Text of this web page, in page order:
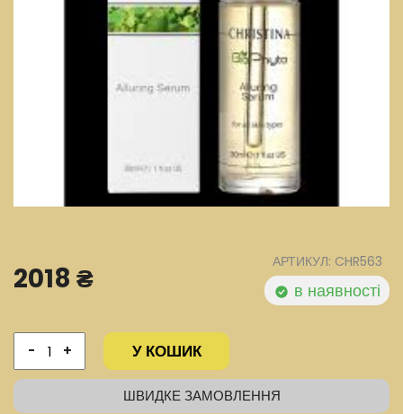
2018 ₴ АРТИКУЛ: CHR563
в наявності
- + У КОШИК
ШВИДКЕ ЗАМОВЛЕННЯ